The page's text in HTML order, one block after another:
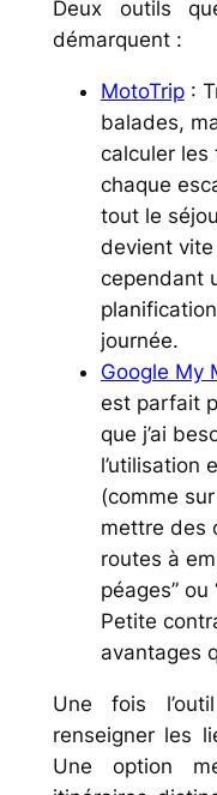
Deux outils
démarquent :
MotoTrip:
balades,
calculer les
chaque
tout le
devient
cependant
journée.
Google My
est parfait
que j’ai
l’utilisation
(comme
mettre des
routes à
péages” ou
Petite
avantages
Une fois
renseigner les
Une option